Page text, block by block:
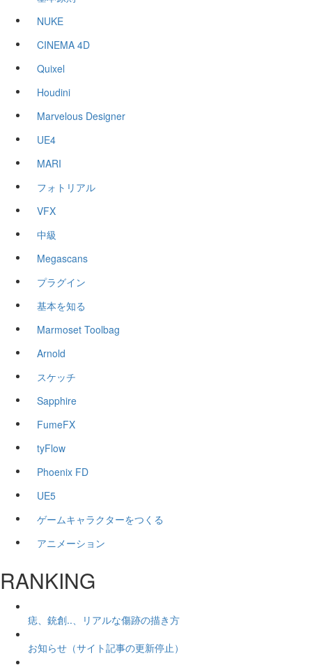
NUKE
CINEMA 4D
Quixel
Houdini
Marvelous Designer
UE4
MARI
フォトリアル
VFX
中級
Megascans
プラグイン
基本を知る
Marmoset Toolbag
Arnold
スケッチ
Sapphire
FumeFX
tyFlow
Phoenix FD
UE5
ゲームキャラクターをつくる
アニメーション
RANKING
痣、銃創..、リアルな傷跡の描き方
お知らせ（サイト記事の更新停止）